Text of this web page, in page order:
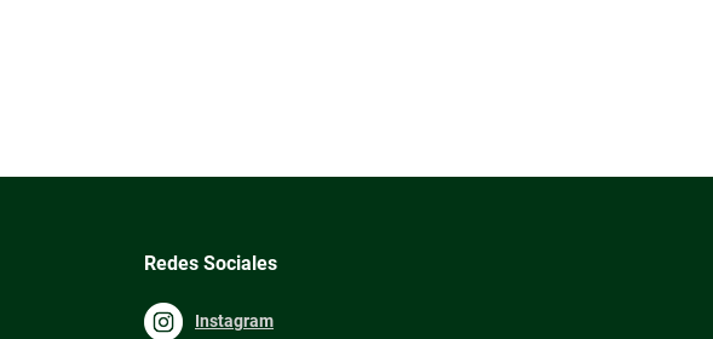
Redes Sociales
Instagram